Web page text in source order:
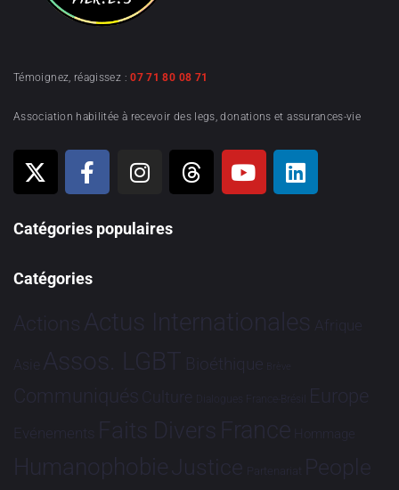
Témoignez, réagissez :07 71 80 08 71
Association habilitée à recevoir des legs, donations et assurances-vie
Catégories populaires
Catégories
Actions Actus Internationales Afrique
Asie Assos. LGBT Bioéthique Brève
Communiqués Culture Dialogues France-Brésil Europe
Evénements Faits Divers France Hommage
HumanophobieJustice Partenariat People